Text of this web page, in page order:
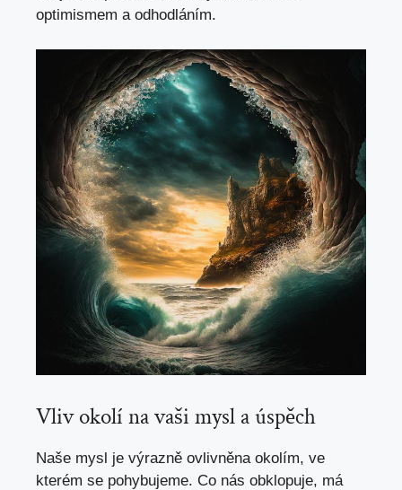
optimismem a odhodláním.
Vliv okolí na vaši mysl a úspěch
Naše mysl je výrazně ovlivněna okolím, ve
kterém se pohybujeme. Co nás obklopuje, má